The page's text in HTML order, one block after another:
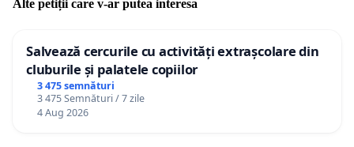
Alte petiții care v-ar putea interesa
Salvează cercurile cu activități extrașcolare din
cluburile și palatele copiilor
3 475 semnături
3 475 Semnături / 7 zile
4 Aug 2026